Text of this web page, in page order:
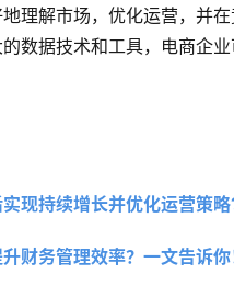
理解市场，优化运营，并
数据技术和工具，电商企
现持续增长并优化运营策
财务管理效率？一文告诉你